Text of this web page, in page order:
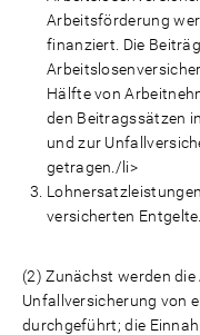
Arbeitsförderung
finanziert. Die
Hälfte von
den Beitragssätzen
und zur
getragen./li>
versicherten Entgelte.
(2) Zunächst werden
Unfallversicherung von
durchgeführt; die